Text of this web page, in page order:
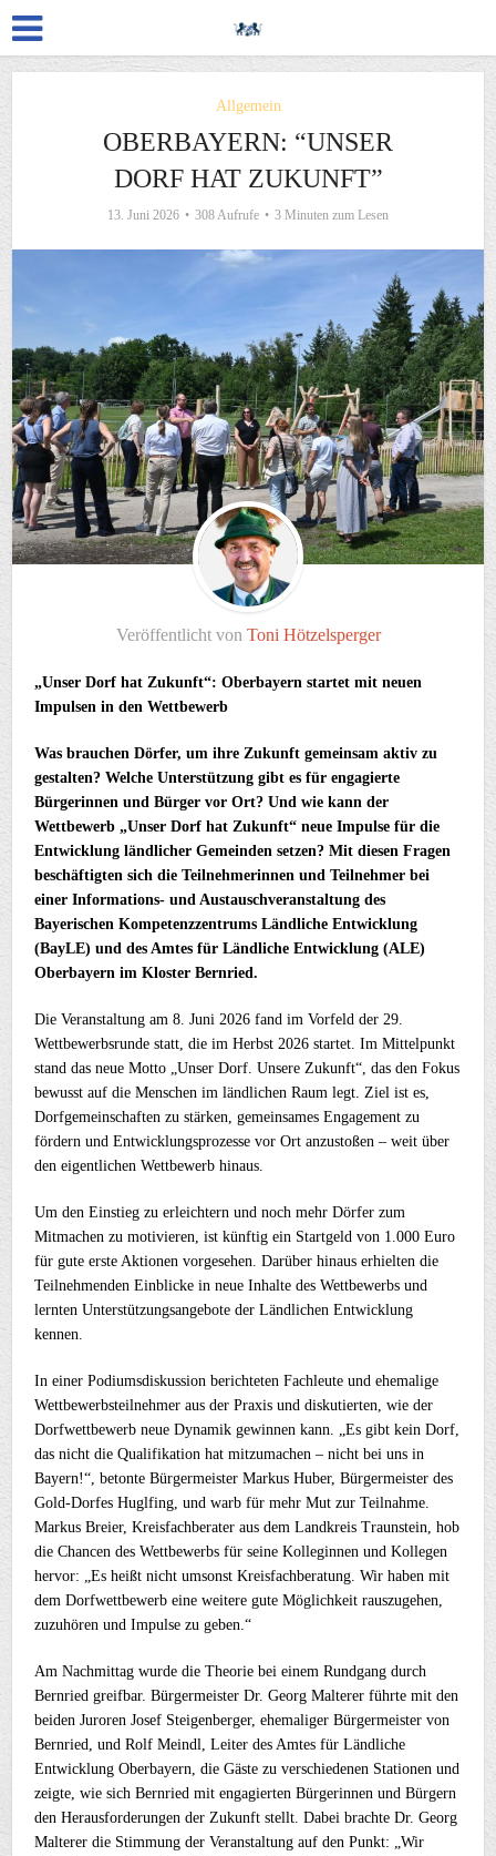
Allgemein
OBERBAYERN: “UNSER
DORF HAT ZUKUNFT”
13. Juni 2026 308 Aufrufe 3 Minuten zum Lesen
Veröffentlicht von Toni Hötzelsperger
„Unser Dorf hat Zukunft“: Oberbayern startet mit neuen
Impulsen in den Wettbewerb
Was brauchen Dörfer, um ihre Zukunft gemeinsam aktiv zu
gestalten? Welche Unterstützung gibt es für engagierte
Bürgerinnen und Bürger vor Ort? Und wie kann der
Wettbewerb „Unser Dorf hat Zukunft“ neue Impulse für die
Entwicklung ländlicher Gemeinden setzen? Mit diesen Fragen
beschäftigten sich die Teilnehmerinnen und Teilnehmer bei
einer Informations- und Austauschveranstaltung des
Bayerischen Kompetenzzentrums Ländliche Entwicklung
(BayLE) und des Amtes für Ländliche Entwicklung (ALE)
Oberbayern im Kloster Bernried.
Die Veranstaltung am 8. Juni 2026 fand im Vorfeld der 29.
Wettbewerbsrunde statt, die im Herbst 2026 startet. Im Mittelpunkt
stand das neue Motto „Unser Dorf. Unsere Zukunft“, das den Fokus
bewusst auf die Menschen im ländlichen Raum legt. Ziel ist es,
Dorfgemeinschaften zu stärken, gemeinsames Engagement zu
fördern und Entwicklungsprozesse vor Ort anzustoßen – weit über
den eigentlichen Wettbewerb hinaus.
Um den Einstieg zu erleichtern und noch mehr Dörfer zum
Mitmachen zu motivieren, ist künftig ein Startgeld von 1.000 Euro
für gute erste Aktionen vorgesehen. Darüber hinaus erhielten die
Teilnehmenden Einblicke in neue Inhalte des Wettbewerbs und
lernten Unterstützungsangebote der Ländlichen Entwicklung
kennen.
In einer Podiumsdiskussion berichteten Fachleute und ehemalige
Wettbewerbsteilnehmer aus der Praxis und diskutierten, wie der
Dorfwettbewerb neue Dynamik gewinnen kann. „Es gibt kein Dorf,
das nicht die Qualifikation hat mitzumachen – nicht bei uns in
Bayern!“, betonte Bürgermeister Markus Huber, Bürgermeister des
Gold-Dorfes Huglfing, und warb für mehr Mut zur Teilnahme.
Markus Breier, Kreisfachberater aus dem Landkreis Traunstein, hob
die Chancen des Wettbewerbs für seine Kolleginnen und Kollegen
hervor: „Es heißt nicht umsonst Kreisfachberatung. Wir haben mit
dem Dorfwettbewerb eine weitere gute Möglichkeit rauszugehen,
zuzuhören und Impulse zu geben.“
Am Nachmittag wurde die Theorie bei einem Rundgang durch
Bernried greifbar. Bürgermeister Dr. Georg Malterer führte mit den
beiden Juroren Josef Steigenberger, ehemaliger Bürgermeister von
Bernried, und Rolf Meindl, Leiter des Amtes für Ländliche
Entwicklung Oberbayern, die Gäste zu verschiedenen Stationen und
zeigte, wie sich Bernried mit engagierten Bürgerinnen und Bürgern
den Herausforderungen der Zukunft stellt. Dabei brachte Dr. Georg
Malterer die Stimmung der Veranstaltung auf den Punkt: „Wir